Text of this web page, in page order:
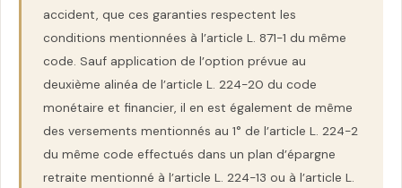
accident, que ces garanties respectent les
conditions mentionnées à l’article L. 871-1 du même
code. Sauf application de l’option prévue au
deuxième alinéa de l’article L. 224-20 du code
monétaire et financier, il en est également de même
des versements mentionnés au 1° de l’article L. 224-2
du même code effectués dans un plan d’épargne
retraite mentionné à l’article L. 224-13 ou à l’article L.